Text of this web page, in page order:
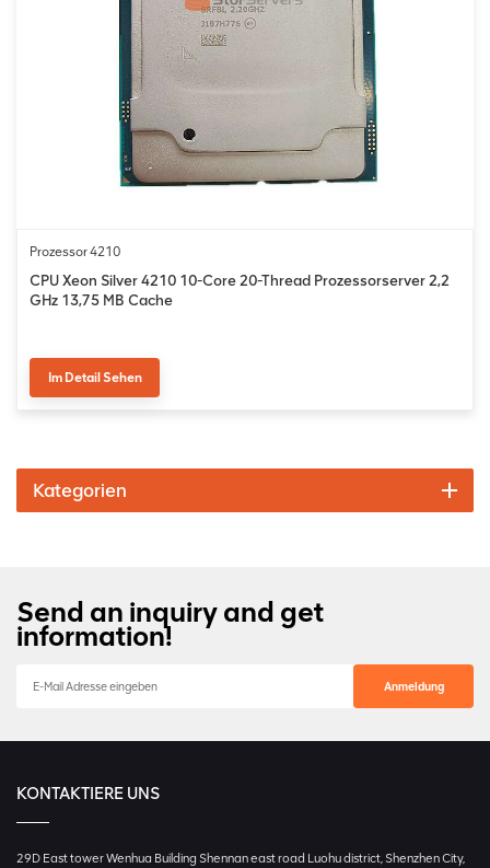
Prozessor 4210
CPU Xeon Silver 4210 10-Core 20-Thread Prozessorserver 2,2
GHz 13,75 MB Cache
Im Detail Sehen
Kategorien
Send an inquiry and get
information!
KONTAKTIERE UNS
29D East tower Wenhua Building Shennan east road Luohu district, Shenzhen City,